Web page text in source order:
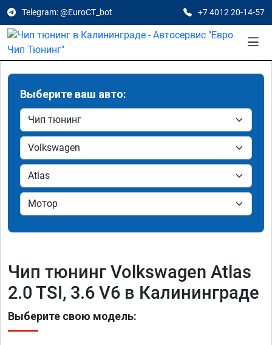
Telegram: @EuroCT_bot +7 4012 20-14-57
Выберите ваш авто:
Чип тюнинг Volkswagen Atlas
2.0 TSI, 3.6 V6 в Калининграде
Выберите свою модель: